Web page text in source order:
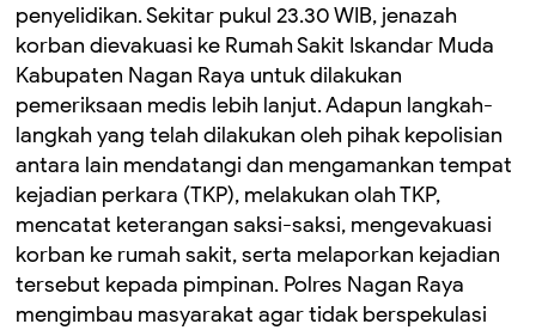
penyelidikan. Sekitar pukul 23.30 WIB, jenazah
korban dievakuasi ke Rumah Sakit Iskandar Muda
Kabupaten Nagan Raya untuk dilakukan
pemeriksaan medis lebih lanjut. Adapun langkah-
langkah yang telah dilakukan oleh pihak kepolisian
antara lain mendatangi dan mengamankan tempat
kejadian perkara (TKP), melakukan olah TKP,
mencatat keterangan saksi-saksi, mengevakuasi
korban ke rumah sakit, serta melaporkan kejadian
tersebut kepada pimpinan. Polres Nagan Raya
mengimbau masyarakat agar tidak berspekulasi